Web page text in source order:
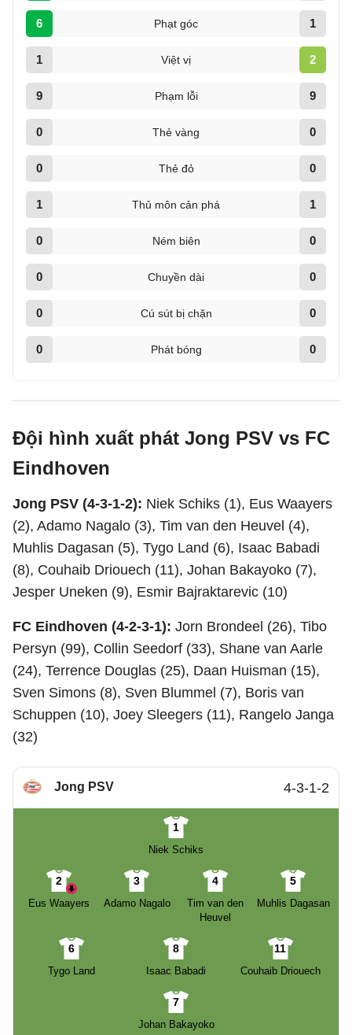
6 Phạt góc 1
1 Việt vị 2
9 Phạm lỗi 9
0 Thẻ vàng 0
0 Thẻ đỏ 0
1 Thủ môn cản phá 1
0 Ném biên 0
0 Chuyền dài 0
0 Cú sút bị chặn 0
0 Phát bóng 0
Đội hình xuất phát Jong PSV vs FC
Eindhoven
Jong PSV (4-3-1-2): Niek Schiks (1), Eus Waayers
(2), Adamo Nagalo (3), Tim van den Heuvel (4),
Muhlis Dagasan (5), Tygo Land (6), Isaac Babadi
(8), Couhaib Driouech (11), Johan Bakayoko (7),
Jesper Uneken (9), Esmir Bajraktarevic (10)
FC Eindhoven (4-2-3-1): Jorn Brondeel (26), Tibo
Persyn (99), Collin Seedorf (33), Shane van Aarle
(24), Terrence Douglas (25), Daan Huisman (15),
Sven Simons (8), Sven Blummel (7), Boris van
Schuppen (10), Joey Sleegers (11), Rangelo Janga
(32)
Jong PSV 4-3-1-2
1
Niek Schiks
2
Eus Waayers
3
Adamo Nagalo
4
Tim van den
Heuvel
5
Muhlis Dagasan
6
Tygo Land
8
Isaac Babadi
11
Couhaib Driouech
7
Johan Bakayoko